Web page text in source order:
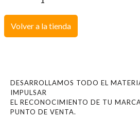
Volver a la tienda
DESARROLLAMOS TODO EL
IMPULSAR
EL RECONOCIMIENTO DE TU
PUNTO DE VENTA.